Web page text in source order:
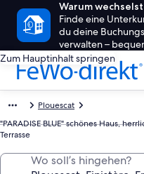
Warum
Finde eine
du deine
verwalten –
Zum Hauptinhalt springen
Plouescat
"PARADISE BLUE" schönes Haus,
Terrasse
Wo soll’s hingehen?